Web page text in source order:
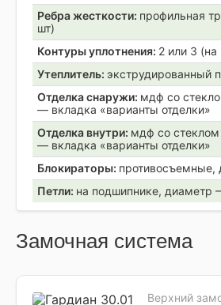
Ребра жесткости: профильная
шт)
Контуры уплотнения: 2 или 3
Утеплитель: экструдированный
Отделка снаружи: мдф со
— вкладка «варианты отделки»
Отделка внутри: мдф со стеклом
— вкладка «варианты отделки»
Блокираторы:
Петли: на подшипнике,
Замочная система
Верхний